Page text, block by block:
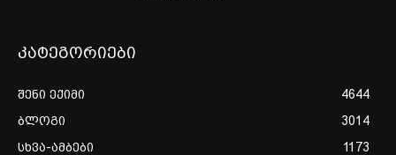
კატეგორიები
შენი ექიმი
4644
ბლოგი
3014
სხვა-ამბები
1173